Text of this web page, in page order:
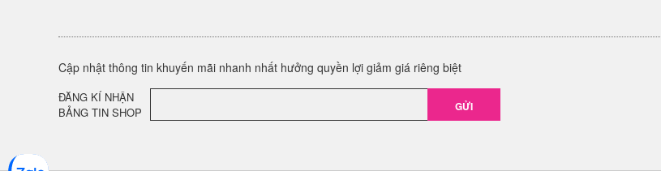
Cập nhật thông tin khuyến mãi nhanh nhất hưởng quyền lợi giảm giá riêng biệt
ĐĂNG KÍ NHẬN
BẢNG TIN SHOP
GỬI